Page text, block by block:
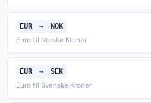
EUR → NOK
Euro til Norske Kroner
EUR → SEK
Euro til Svenske Kroner